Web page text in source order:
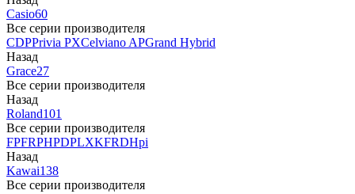
Casio60
Все серии производителя
CDPPrivia PXCelviano APGrand Hybrid
Назад
Grace27
Все серии производителя
Назад
Roland101
Все серии производителя
FPFRPHPDPLXKFRDHpi
Назад
Kawai138
Все серии производителя